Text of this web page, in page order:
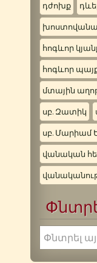
դժոխք
հոգևոր
հոգևոր
մտային
սբ. Զատիկ
սբ.
վանական